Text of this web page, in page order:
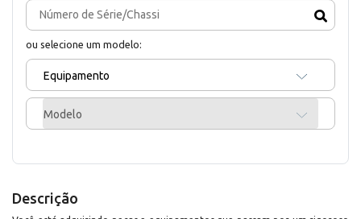
ou selecione um modelo:
Equipamento
Modelo
Descrição